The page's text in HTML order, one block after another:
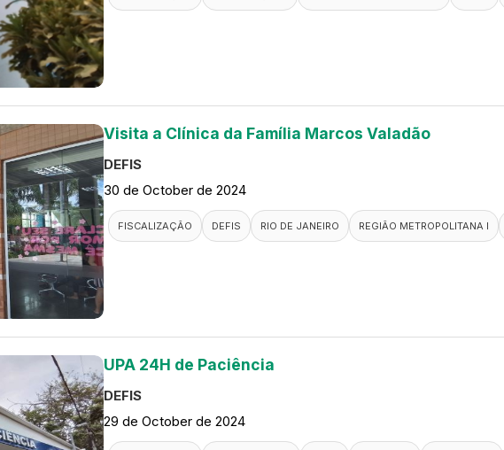
Visita a Clínica da Família Marcos Valadão
DEFIS
30 de October de 2024
FISCALIZAÇÃO DEFIS RIO DE JANEIRO REGIÃO METROPOLITANA I
UPA 24H de Paciência
DEFIS
29 de October de 2024